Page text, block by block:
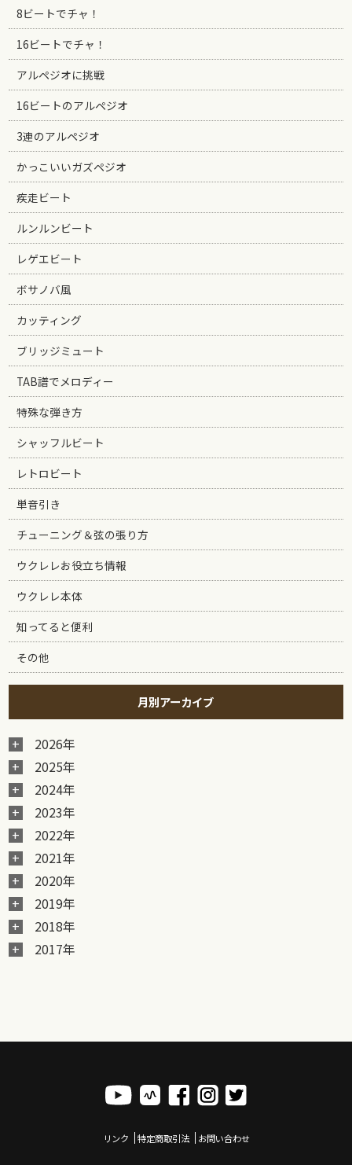
8ビートでチャ！
16ビートでチャ！
アルペジオに挑戦
16ビートのアルペジオ
3連のアルペジオ
かっこいいガズペジオ
疾走ビート
ルンルンビート
レゲエビート
ボサノバ風
カッティング
ブリッジミュート
TAB譜でメロディー
特殊な弾き方
シャッフルビート
レトロビート
単音引き
チューニング＆弦の張り方
ウクレレお役立ち情報
ウクレレ本体
知ってると便利
その他
月別アーカイブ
2026年
2025年
2024年
2023年
2022年
2021年
2020年
2019年
2018年
2017年
リンク 特定商取引法 お問い合わせ